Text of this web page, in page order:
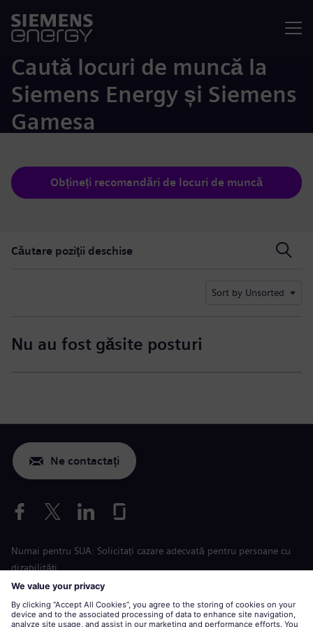
Caută locuri de muncă la
Siemens Energy și Siemens
Gamesa
Obțineți recomandări de locuri de muncă
Căutare poziţii deschise
Sort by Unsorted
Nu au fost găsite posturi
Ne contactați
Numai pentru SUA: Solicitați cazare adecvată pentru persoane cu
dizabilități
Aplicare condiții de muncă
siemens-energy.comSite global